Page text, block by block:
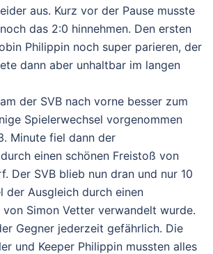
aus. Kurz vor der Pause musste
das 2:0 hinnehmen. Den ersten
Philippin noch super parieren, der
dann aber unhaltbar im langen
der SVB nach vorne besser zum
Spielerwechsel vorgenommen
Minute fiel dann der
einen schönen Freistoß von
Der SVB blieb nun dran und nur 10
der Ausgleich durch einen
von Simon Vetter verwandelt wurde.
Gegner jederzeit gefährlich. Die
und Keeper Philippin mussten alles